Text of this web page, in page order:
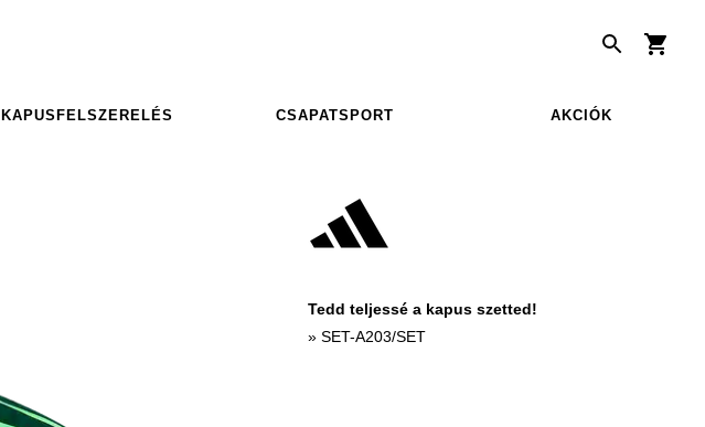
KAPUSFELSZERELÉS CSAPATSPORT AKCIÓK
Tedd teljessé a kapus szetted!
» SET-A203/SET